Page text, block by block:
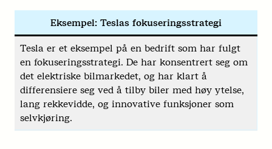
Eksempel: Teslas fokuseringsstrategi
Tesla er et eksempel på en bedrift som har fulgt
en fokuseringsstrategi. De har konsentrert seg om
det elektriske bilmarkedet, og har klart å
differensiere seg ved å tilby biler med høy ytelse,
lang rekkevidde, og innovative funksjoner som
selvkjøring.